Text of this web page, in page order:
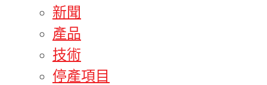
新聞
產品
技術
停產項目